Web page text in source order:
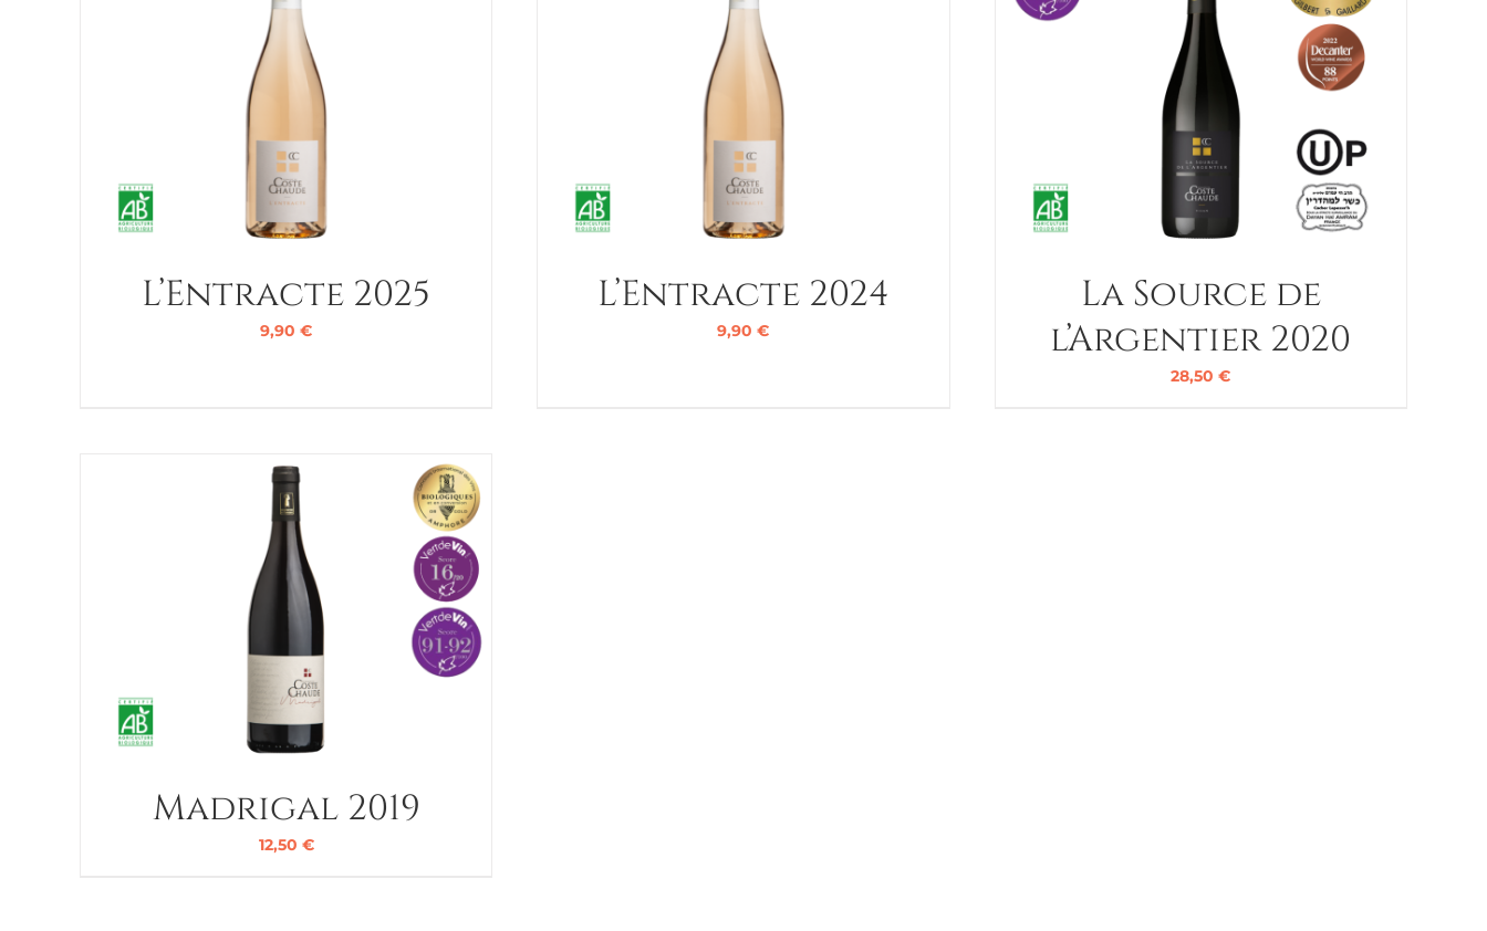
L’Entracte 2025
9,90 €
L’Entracte 2024
9,90 €
La Source de
l’Argentier 2020
28,50 €
Madrigal 2019
12,50 €